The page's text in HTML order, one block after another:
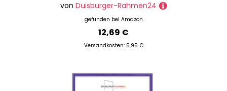
von Duisburger-Rahmen24
gefunden bei Amazon
12,69 €
Versandkosten: 5,95 €